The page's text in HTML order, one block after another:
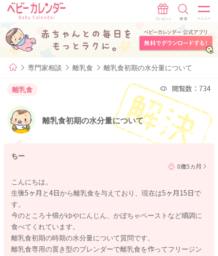
専門家相談 離乳食 離乳食初期の水分量について
離乳食 閲覧数：734
離乳食初期の水分量について
ちー
0歳5カ月
こんにちは。
生後5ヶ月と4日から離乳食を与えており、現在は5ヶ月15日で
す。
今のところ十倍がゆやにんじん、かぼちゃペーストなど順調に
食べてくれています。
離乳食初期の時期の水分量について質問です。
離乳食専用の置き型のブレンダーで離乳食を作ってフリージン